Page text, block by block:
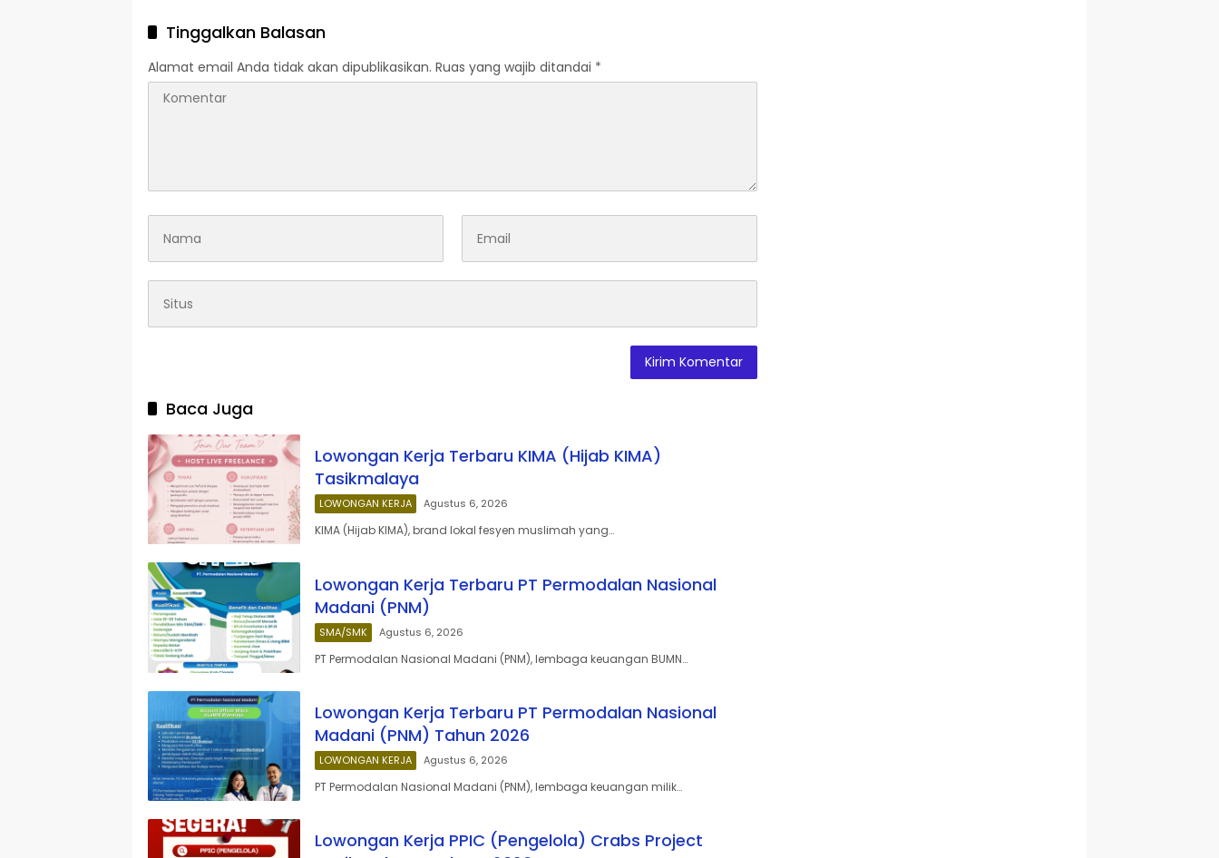
Tinggalkan Balasan
Alamat email Anda tidak akan dipublikasikan. Ruas yang wajib ditandai *
Baca Juga
Lowongan Kerja Terbaru KIMA (Hijab KIMA)
Tasikmalaya
LOWONGAN KERJA Agustus 6, 2026
KIMA (Hijab KIMA), brand lokal fesyen muslimah yang…
Lowongan Kerja Terbaru PT Permodalan Nasional
Madani (PNM)
SMA/SMK Agustus 6, 2026
PT Permodalan Nasional Madani (PNM), lembaga keuangan BUMN…
Lowongan Kerja Terbaru PT Permodalan Nasional
Madani (PNM) Tahun 2026
LOWONGAN KERJA Agustus 6, 2026
PT Permodalan Nasional Madani (PNM), lembaga keuangan milik…
Lowongan Kerja PPIC (Pengelola) Crabs Project